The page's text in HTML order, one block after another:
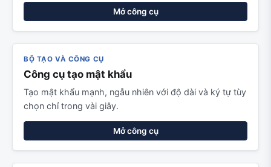
Mở công cụ
BỘ TẠO VÀ CÔNG CỤ
Công cụ tạo mật khẩu
Tạo mật khẩu mạnh, ngẫu nhiên với độ dài và ký tự tùy
chọn chỉ trong vài giây.
Mở công cụ